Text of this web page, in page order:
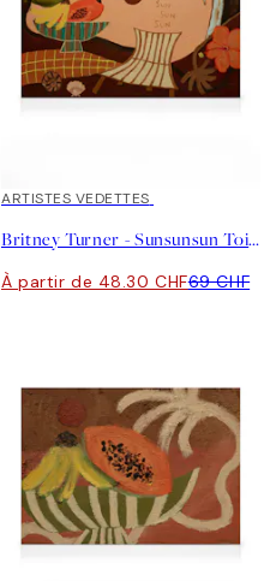
30%*
ARTISTES VEDETTES
Britney Turner - Sunsunsun Toile
À partir de 48.30 CHF69 CHF